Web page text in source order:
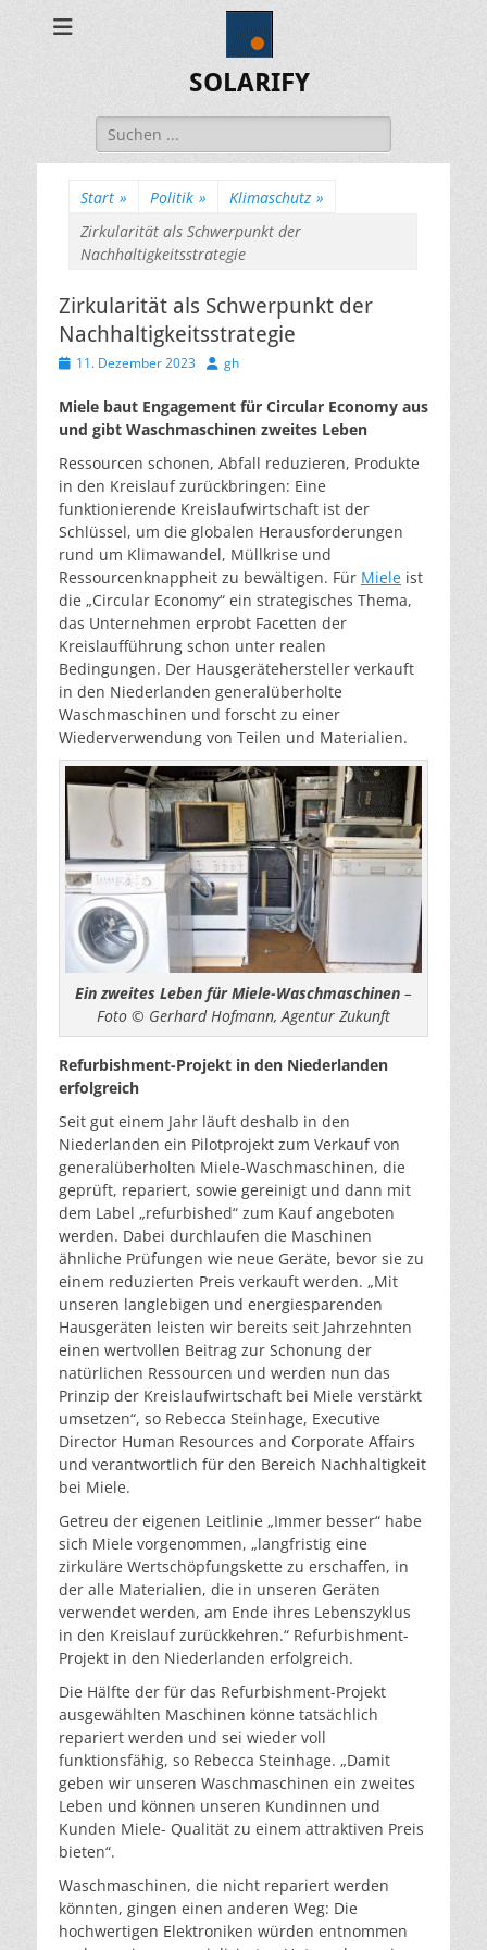
SOLARIFY
Suchen
nach:
Start » Politik » Klimaschutz »
Zirkularität als Schwerpunkt der
Nachhaltigkeitsstrategie
Zirkularität als Schwerpunkt der
Nachhaltigkeitsstrategie
Veröffentlicht
11. Dezember 2023 Autor
gh
Miele baut Engagement für Circular Economy aus
und gibt Waschmaschinen zweites Leben
Ressourcen schonen, Abfall reduzieren, Produkte
in den Kreislauf zurückbringen: Eine
funktionierende Kreislaufwirtschaft ist der
Schlüssel, um die globalen Herausforderungen
rund um Klimawandel, Müllkrise und
Ressourcenknappheit zu bewältigen. Für Miele ist
die „Circular Economy“ ein strategisches Thema,
das Unternehmen erprobt Facetten der
Kreislaufführung schon unter realen
Bedingungen. Der Hausgerätehersteller verkauft
in den Niederlanden generalüberholte
Waschmaschinen und forscht zu einer
Wiederverwendung von Teilen und Materialien.
Ein zweites Leben für Miele-Waschmaschinen –
Foto © Gerhard Hofmann, Agentur Zukunft
Refurbishment-Projekt in den Niederlanden
erfolgreich
Seit gut einem Jahr läuft deshalb in den
Niederlanden ein Pilotprojekt zum Verkauf von
generalüberholten Miele-Waschmaschinen, die
geprüft, repariert, sowie gereinigt und dann mit
dem Label „refurbished“ zum Kauf angeboten
werden. Dabei durchlaufen die Maschinen
ähnliche Prüfungen wie neue Geräte, bevor sie zu
einem reduzierten Preis verkauft werden. „Mit
unseren langlebigen und energiesparenden
Hausgeräten leisten wir bereits seit Jahrzehnten
einen wertvollen Beitrag zur Schonung der
natürlichen Ressourcen und werden nun das
Prinzip der Kreislaufwirtschaft bei Miele verstärkt
umsetzen“, so Rebecca Steinhage, Executive
Director Human Resources and Corporate Affairs
und verantwortlich für den Bereich Nachhaltigkeit
bei Miele.
Getreu der eigenen Leitlinie „Immer besser“ habe
sich Miele vorgenommen, „langfristig eine
zirkuläre Wertschöpfungskette zu erschaffen, in
der alle Materialien, die in unseren Geräten
verwendet werden, am Ende ihres Lebenszyklus
in den Kreislauf zurückkehren.“ Refurbishment-
Projekt in den Niederlanden erfolgreich.
Die Hälfte der für das Refurbishment-Projekt
ausgewählten Maschinen könne tatsächlich
repariert werden und sei wieder voll
funktionsfähig, so Rebecca Steinhage. „Damit
geben wir unseren Waschmaschinen ein zweites
Leben und können unseren Kundinnen und
Kunden Miele- Qualität zu einem attraktiven Preis
bieten“.
Waschmaschinen, die nicht repariert werden
könnten, gingen einen anderen Weg: Die
hochwertigen Elektroniken würden entnommen